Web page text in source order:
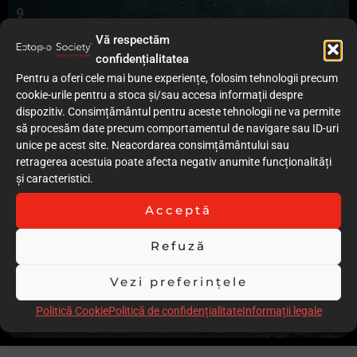
Vă respectăm
confidențialitatea
Pentru a oferi cele mai bune experiențe, folosim tehnologii precum
cookie-urile pentru a stoca și/sau accesa informații despre
dispozitiv. Consimțământul pentru aceste tehnologii ne va permite
să procesăm date precum comportamentul de navigare sau ID-uri
unice pe acest site. Neacordarea consimțământului sau
retragerea acestuia poate afecta negativ anumite funcționalități
și caracteristici.
Acceptă
Refuză
Vezi preferințele
Politică CookiePolitică de confidențialitateInformații legale
9
9
Acuratețea execuției procedurilor clinice
7
Grad redus de invazivitate
6
Calitatea rezultatului imediat (postoperator)
9
Rezultatul la control / Follow-up
8
Stabilitatea în timp a rezultatului
Comentarii
Leziuni de fluoroza.La 15 ani se recomanda o baza de CIS
modificat si ulterior compozit.Smaltul este inca imatur iar
calitatea adeziunii la follow-up de 1 an pare remarcabila
Scor total76.00